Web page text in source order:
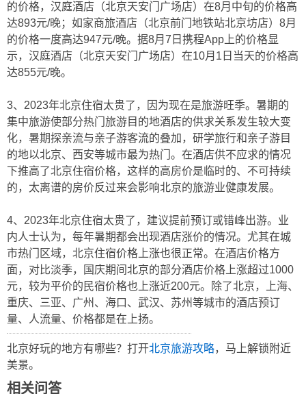
的价格，汉庭酒店（北京天安门广场店）在8月中旬的价格高
达893元/晚；如家商旅酒店（北京前门地铁站北京坊店）8月
的价格一度高达947元/晚。据8月7日携程App上的价格显
示，汉庭酒店（北京天安门广场店）在10月1日当天的价格高
达855元/晚。
3、2023年北京住宿太贵了，因为现在是旅游旺季。暑期的
集中旅游使部分热门旅游目的地酒店的供求关系发生较大变
化，暑期探亲流与亲子游客流的叠加，研学旅行和亲子游目
的地以北京、西安等城市最为热门。在酒店供不应求的情况
下推高了北京住宿价格，这样的高房价是临时的、不可持续
的，太离谱的房价反过来会影响北京的旅游业健康发展。
4、2023年北京住宿太贵了，建议提前预订或错峰出游。业
内人士认为，每年暑期都会出现酒店涨价的情况。尤其在城
市热门区域，北京住宿价格上涨也很正常。在酒店价格方
面，对比淡季，国庆期间北京的部分酒店价格上涨超过1000
元，较为平价的民宿价格也上涨近200元。除了北京，上海、
重庆、三亚、广州、海口、武汉、苏州等城市的酒店预订
量、人流量、价格都是在上扬。
北京好玩的地方有哪些？打开北京旅游攻略，马上解锁附近
美景。
相关问答